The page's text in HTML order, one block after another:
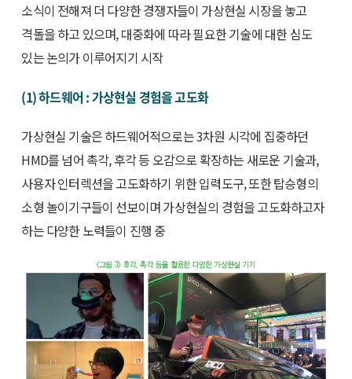
소식이 전해져 더 다양한 경쟁자들이 가상현실 시장을 놓고
격돌을 하고 있으며, 대중화에 따라 필요한 기술에 대한 심도
있는 논의가 이루어지기 시작
(1) 하드웨어 : 가상현실 경험을 고도화
가상현실 기술은 하드웨어적으로는 3차원 시각에 집중하던
HMD를 넘어 촉각, 후각 등 오감으로 확장하는 새로운 기술과,
사용자 인터렉션을 고도화하기 위한 입력도구, 또한 탑승형의
소형 놀이기구들이 선보이며 가상현실의 경험을 고도화하고자
하는 다양한 노력들이 진행 중